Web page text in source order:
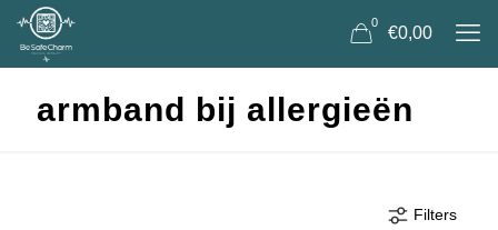
0
€0,00
armband bij allergieën
Filters